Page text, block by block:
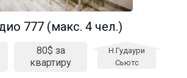
777 (макс. 4 чел.)
80$ за
квартиру
Н.Гудаури
Сьютс